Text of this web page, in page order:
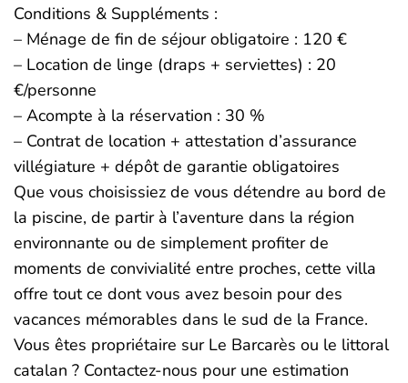
Conditions & Suppléments :
– Ménage de fin de séjour obligatoire : 120 €
– Location de linge (draps + serviettes) : 20
€/personne
– Acompte à la réservation : 30 %
– Contrat de location + attestation d’assurance
villégiature + dépôt de garantie obligatoires
Que vous choisissiez de vous détendre au bord de
la piscine, de partir à l’aventure dans la région
environnante ou de simplement profiter de
moments de convivialité entre proches, cette villa
offre tout ce dont vous avez besoin pour des
vacances mémorables dans le sud de la France.
Vous êtes propriétaire sur Le Barcarès ou le littoral
catalan ? Contactez-nous pour une estimation